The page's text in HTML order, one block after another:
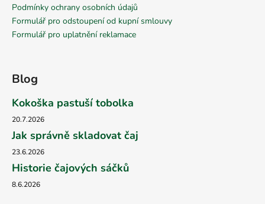
Podmínky ochrany osobních údajů
Formulář pro odstoupení od kupní smlouvy
Formulář pro uplatnění reklamace
Blog
Kokoška pastuší tobolka
20.7.2026
Jak správně skladovat čaj
23.6.2026
Historie čajových sáčků
8.6.2026